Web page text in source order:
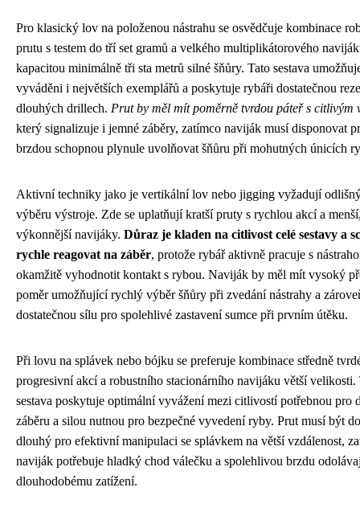
Pro klasický lov na položenou nástrahu se osvědčuje kombinace
prutu s testem do tří set gramů a velkého multiplikátorového
kapacitou minimálně tři sta metrů silné šňůry. Tato sestava
vyváděni i největších exemplářů a poskytuje rybáři dostatečnou
dlouhých drillech. Prut by měl mít poměrně tvrdou páteř s citlivým
který signalizuje i jemné záběry, zatímco naviják musí disponovat
brzdou schopnou plynule uvolňovat šňůru při mohutných únicích
Aktivní techniky jako je vertikální lov nebo jigging vyžadují
výběru výstroje. Zde se uplatňují kratší pruty s rychlou akcí a
výkonnější navijáky. Důraz je kladen na citlivost celé sestavy a
rychle reagovat na záběr, protože rybář aktivně pracuje s
okamžitě vyhodnotit kontakt s rybou. Naviják by měl mít vysoký
poměr umožňující rychlý výběr šňůry při zvedání nástrahy a
dostatečnou sílu pro spolehlivé zastavení sumce při prvním útěku.
Při lovu na splávek nebo bójku se preferuje kombinace středně
progresivní akcí a robustního stacionárního navijáku větší velikosti.
sestava poskytuje optimální vyvážení mezi citlivostí potřebnou pro
záběru a silou nutnou pro bezpečné vyvedení ryby. Prut musí být
dlouhý pro efektivní manipulaci se splávkem na větší vzdálenost,
naviják potřebuje hladký chod válečku a spolehlivou brzdu
dlouhodobému zatížení.